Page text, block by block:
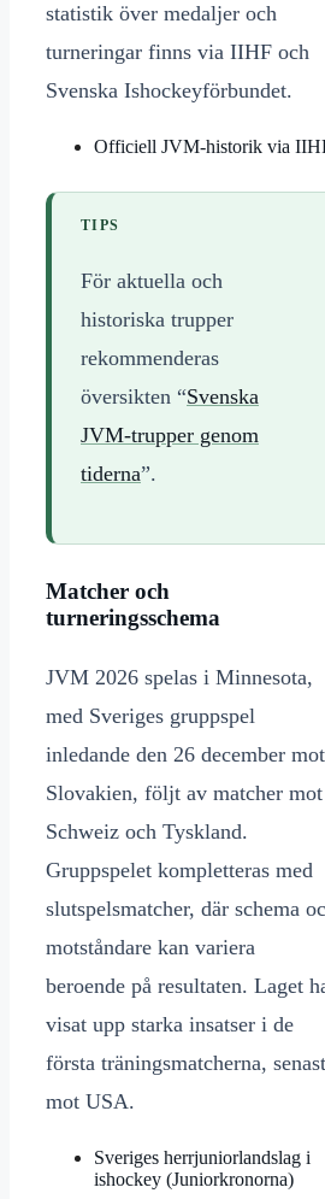
statistik över medaljer och
turneringar finns via IIHF och
Svenska Ishockeyförbundet.
Officiell JVM-historik via
TIPS
För aktuella och
historiska trupper
rekommenderas
översikten “Svenska
JVM-trupper genom
tiderna”.
Matcher och
turneringsschema
JVM 2026 spelas i Minnesota,
med Sveriges gruppspel
inledande den 26 december mot
Slovakien, följt av matcher mot
Schweiz och Tyskland.
Gruppspelet kompletteras med
slutspelsmatcher, där schema
motståndare kan variera
beroende på resultaten. Laget
visat upp starka insatser i de
första träningsmatcherna, senast
mot USA.
Sveriges herrjuniorlandslag i
ishockey (Juniorkronorna)